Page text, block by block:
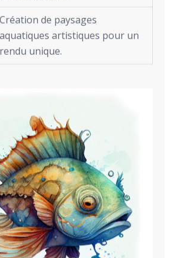
Création de paysages
aquatiques artistiques pour un
rendu unique.